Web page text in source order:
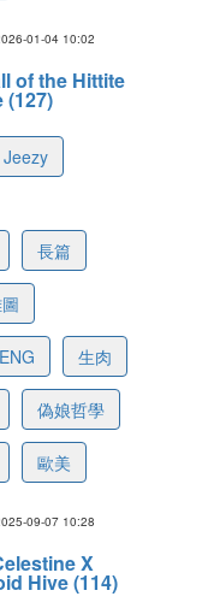
01-04 10:02
of the Hittite
(127)
長篇
生肉
偽娘哲學
歐美
09-07 10:28
X
Hive (114)